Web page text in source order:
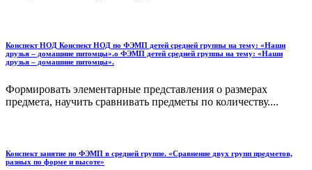
Конспект НОД Конспект НОД по ФЭМП детей средней группы на тему: «Наши
друзья – домашние питомцы».о ФЭМП детей средней группы на тему: «Наши
друзья – домашние питомцы».
Формировать элементарные представления о размерах
предмета, научить сравнивать предметы по количеству....
Конспект занятие по ФЭМП в средней группе. «Сравнение двух групп предметов,
разных по форме и высоте»